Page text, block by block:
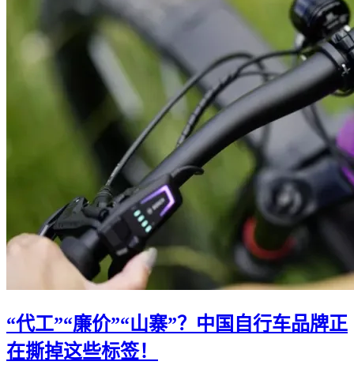
“代工”“廉价”“山寨”？中国自行车品牌正
在撕掉这些标签！